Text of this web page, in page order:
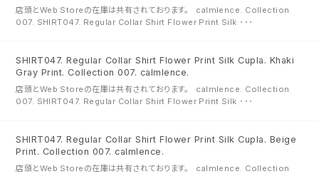
店頭とWeb Storeの在庫は共有されております。 calmlence. Collection
007. SHIRT047. Regular Collar Shirt Flower Print Silk ･･･
SHIRT047. Regular Collar Shirt Flower Print Silk Cupla. Khaki
Gray Print. Collection 007. calmlence.
店頭とWeb Storeの在庫は共有されております。 calmlence. Collection
007. SHIRT047. Regular Collar Shirt Flower Print Silk ･･･
SHIRT047. Regular Collar Shirt Flower Print Silk Cupla. Beige
Print. Collection 007. calmlence.
店頭とWeb Storeの在庫は共有されております。 calmlence. Collection